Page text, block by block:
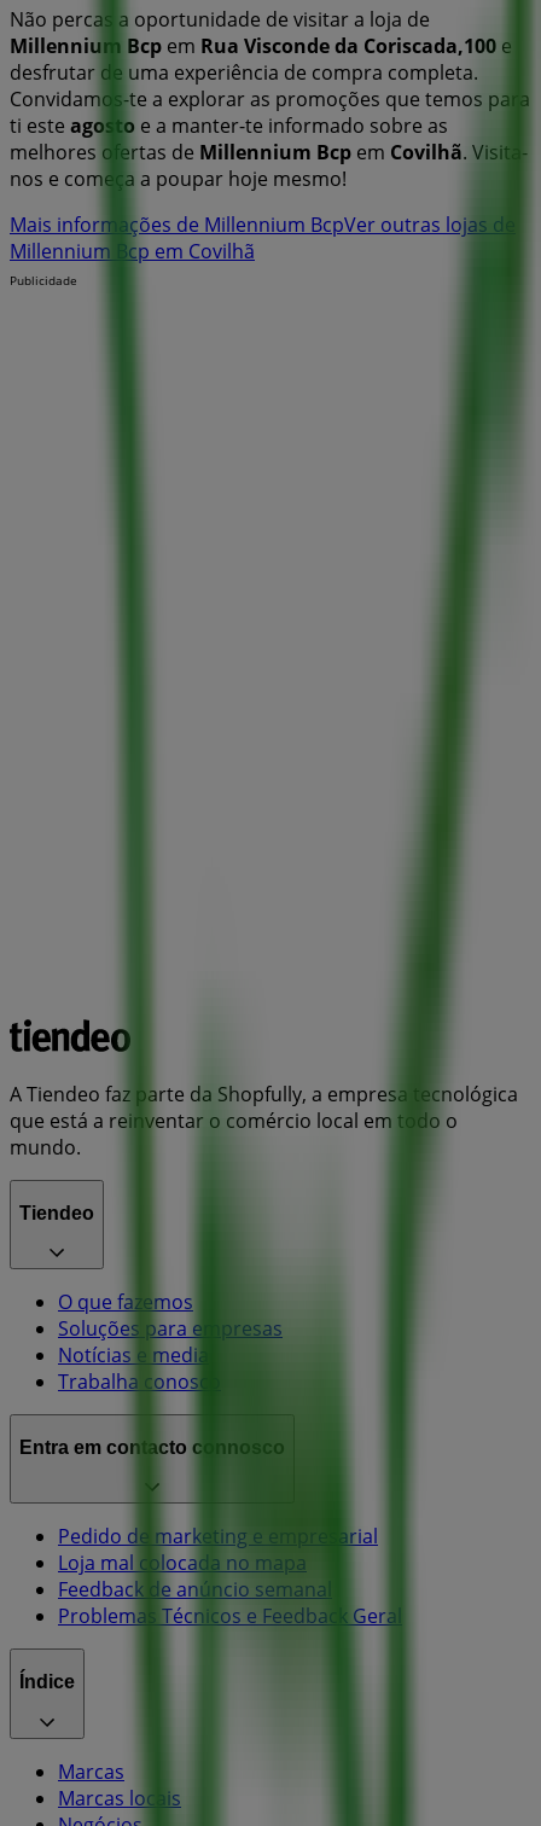
Não percas a oportunidade de visitar a loja de
Millennium Bcp em Rua Visconde da Coriscada,100 e
desfrutar de uma experiência de compra completa.
Convidamos-te a explorar as promoções que temos para
ti este agosto e a manter-te informado sobre as
melhores ofertas de Millennium Bcp em Covilhã. Visita-
nos e começa a poupar hoje mesmo!
Mais informações de Millennium BcpVer outras lojas de
Millennium Bcp em Covilhã
Publicidade
A Tiendeo faz parte da Shopfully, a empresa tecnológica
que está a reinventar o comércio local em todo o
mundo.
Tiendeo
O que fazemos
Soluções para empresas
Notícias e media
Trabalha conosco
Entra em contacto connosco
Pedido de marketing e empresarial
Loja mal colocada no mapa
Feedback de anúncio semanal
Problemas Técnicos e Feedback Geral
Índice
Marcas
Marcas locais